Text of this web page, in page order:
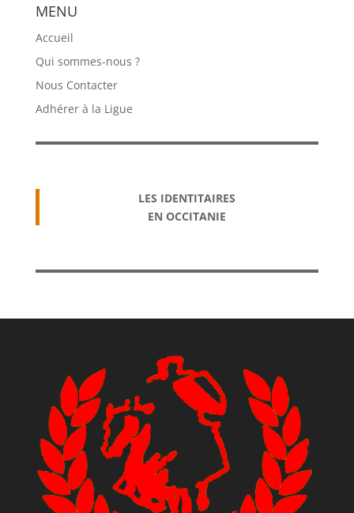
MENU
Accueil
Qui sommes-nous ?
Nous Contacter
Adhérer à la Ligue
LES IDENTITAIRES
EN OCCITANIE